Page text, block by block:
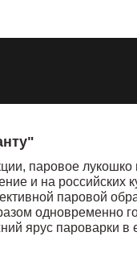
паровое
и на российских
паровой
одновременно
ярус пароварки